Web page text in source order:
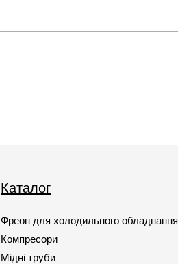
Каталог
Фреон для холодильного обладнання
Компресори
Мідні труби